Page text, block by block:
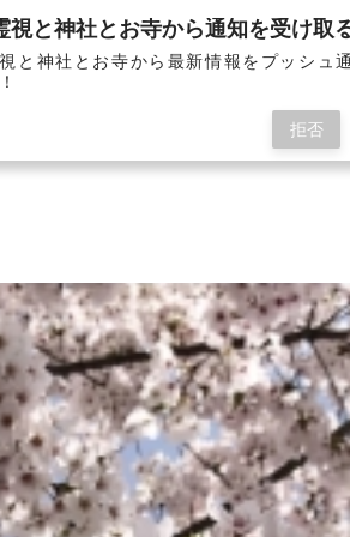
視と神社とお寺から通知を受け取
と神社とお寺から最新情報をプッシュ
拒否